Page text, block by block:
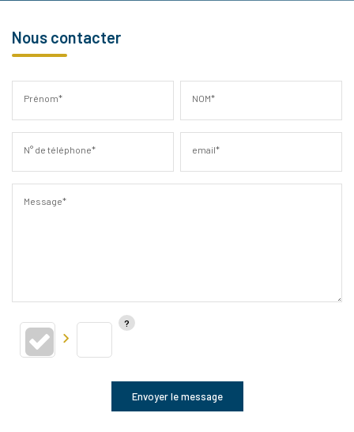
Nous contacter
Prénom* NOM*
N° de téléphone* email*
Message*
Envoyer le message